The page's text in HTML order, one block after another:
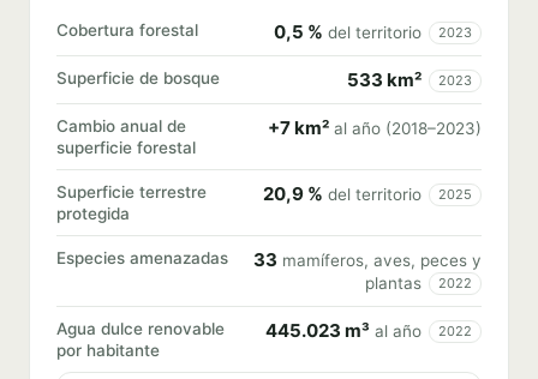
Cobertura forestal 0,5 % del territorio 2023
Superficie de bosque 533 km² 2023
Cambio anual de
superficie forestal
+7 km² al año (2018–2023)
Superficie terrestre
protegida
20,9 % del territorio 2025
Especies amenazadas 33 mamíferos, aves, peces y
plantas
2022
Agua dulce renovable
por habitante
445.023 m³ al año 2022